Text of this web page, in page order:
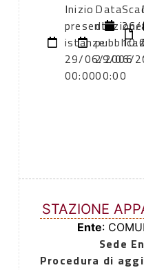
Inizio
presentazione
istanze:
29/06/2006
00:00
Data
di
29/06/
00:00
STAZIONE
Ente:
Sede
Procedura di